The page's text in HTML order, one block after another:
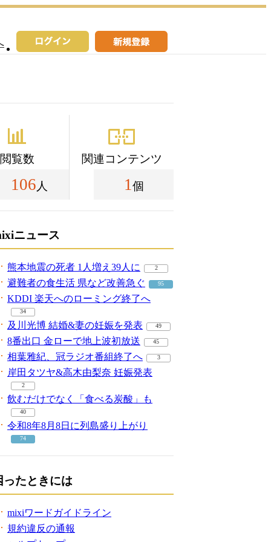
閲覧数
106 人
関連コンテンツ
1 個
ニュース
熊本地震の死者 1人増え39人に 2
避難者の食生活 県など改善急ぐ 95
KDDI 楽天へのローミング終了へ
34
及川光博 結婚&妻の妊娠を発表 49
8番出口 金ローで地上波初放送 45
相葉雅紀、冠ラジオ番組終了へ 3
岸田タツヤ&高木由梨奈 妊娠発表
2
飲むだけでなく「食べる炭酸」も
40
令和8年8月8日に列島盛り上がり
74
ったときには
mixiワードガイドライン
規約違反の通報